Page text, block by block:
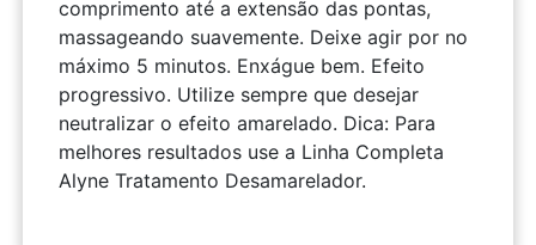
comprimento até a extensão das pontas,
massageando suavemente. Deixe agir por no
máximo 5 minutos. Enxágue bem. Efeito
progressivo. Utilize sempre que desejar
neutralizar o efeito amarelado. Dica: Para
melhores resultados use a Linha Completa
Alyne Tratamento Desamarelador.